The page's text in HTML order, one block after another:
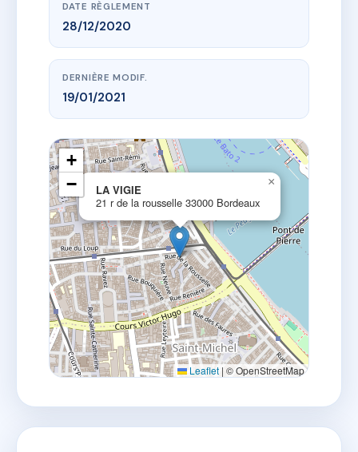
DATE RÈGLEMENT
28/12/2020
DERNIÈRE MODIF.
19/01/2021
LA VIGIE
21 r de la rousselle 33000 Bordeaux
×
+
−
Leaflet | © OpenStreetMap